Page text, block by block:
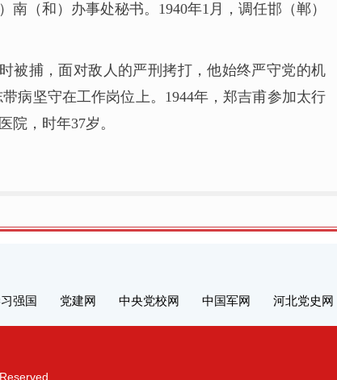
（和）办事处秘书。1940年1月，调任邯（郸）
被捕，面对敌人的严刑拷打，他始终严守党的机
病坚守在工作岗位上。1944年，郑吉甫参加太行
院，时年37岁。
强国 党建网 中央党校网 中国军网 河北党史网